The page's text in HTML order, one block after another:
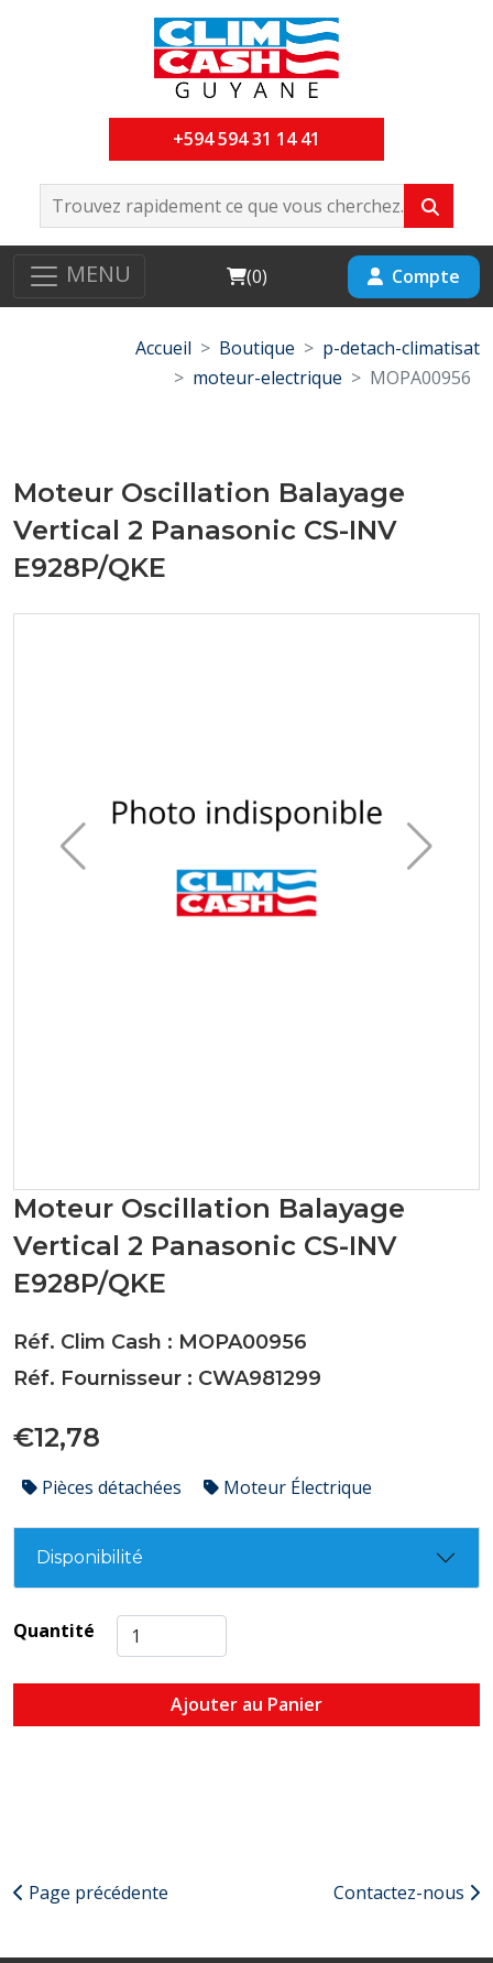
+594 594 31 14 41
MENU Cart
(0) Compte
Accueil Boutique
p-detach-climatisat
moteur-electrique
MOPA00956
Moteur Oscillation Balayage
Vertical 2 Panasonic CS-INV
E928P/QKE
Moteur Oscillation Balayage
Vertical 2 Panasonic CS-INV
E928P/QKE
Réf. Clim Cash : MOPA00956
Réf. Fournisseur : CWA981299
€12,78
Pièces détachées Moteur Électrique
Disponibilité
Quantité
Ajouter au Panier
Page précédente Contactez-nous